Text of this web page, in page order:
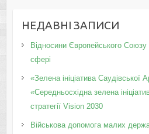
НЕДАВНІ ЗАПИСИ
Відносини Європейського Союзу
сфері
«Зелена ініціатива Саудівської
«Середньосхідна зелена
стратегії Vision 2030
Військова допомога малих